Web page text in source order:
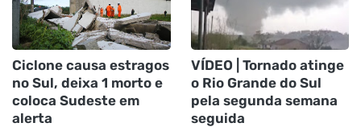
Ciclone causa estragos
no Sul, deixa 1 morto e
coloca Sudeste em
alerta
VÍDEO | Tornado atinge
o Rio Grande do Sul
pela segunda semana
seguida